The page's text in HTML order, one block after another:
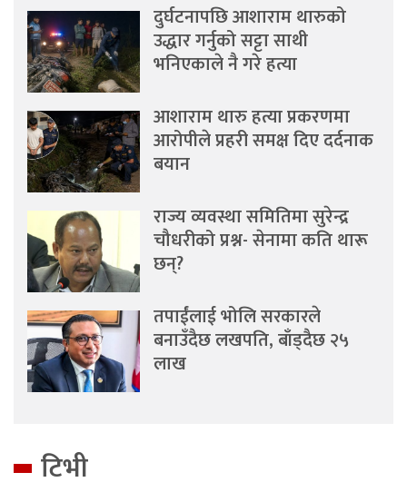
दुर्घटनापछि आशाराम थारुको
उद्धार गर्नुको सट्टा साथी
भनिएकाले नै गरे हत्या
आशाराम थारु हत्या प्रकरणमा
आरोपीले प्रहरी समक्ष दिए दर्दनाक
बयान
राज्य व्यवस्था समितिमा सुरेन्द्र
चौधरीको प्रश्न- सेनामा कति थारू
छन्?
तपाईंलाई भोलि सरकारले
बनाउँदैछ लखपति, बाँड्दैछ २५
लाख
टिभी